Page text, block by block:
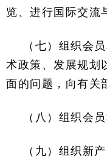
览、进行国际交流
（七）组织会
术政策、发展规划
面的问题，向有关
（八）组织会
（九）组织新